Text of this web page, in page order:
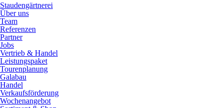
Staudengärtnerei
Über uns
Team
Referenzen
Partner
Jobs
Vertrieb & Handel
Leistungspaket
Tourenplanung
Galabau
Handel
Verkaufsförderung
Wochenangebot